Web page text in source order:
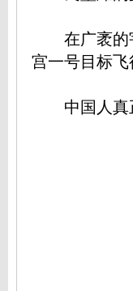
在广袤的宇
宫一号目标
中国人真正